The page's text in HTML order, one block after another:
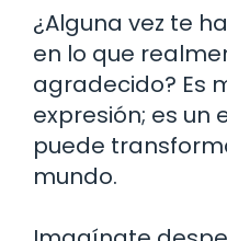
¿Alguna vez te
en lo que
agradecido? Es
expresión; es un
puede
mundo.